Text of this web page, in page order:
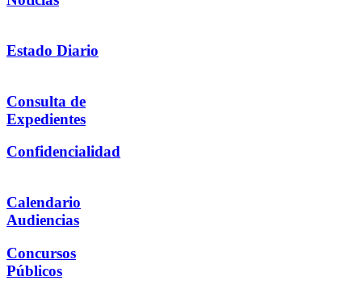
Estado Diario
Consulta de
Expedientes
Confidencialidad
Calendario
Audiencias
Concursos
Públicos